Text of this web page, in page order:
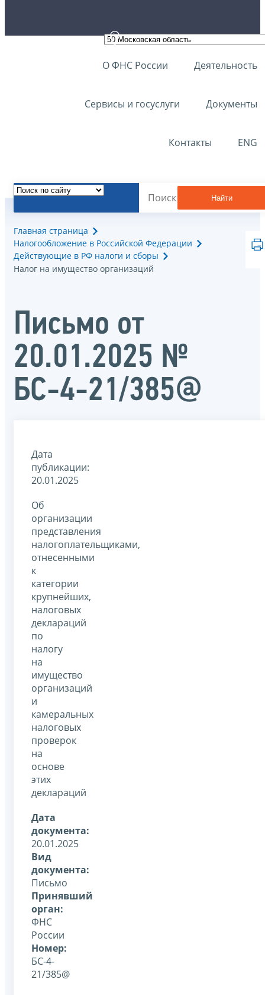
О ФНС России Деятельность
Сервисы и госуслуги Документы
Контакты ENG
Найти
Главная страница
Налогообложение в Российской Федерации
Действующие в РФ налоги и сборы
Налог на имущество организаций
Письмо от
20.01.2025 №
БС-4-21/385@
Дата
публикации:
20.01.2025
Об
организации
представления
налогоплательщиками,
отнесенными
к
категории
крупнейших,
налоговых
деклараций
по
налогу
на
имущество
организаций
и
камеральных
налоговых
проверок
на
основе
этих
деклараций
Дата
документа:
20.01.2025
Вид
документа:
Письмо
Принявший
орган:
ФНС
России
Номер:
БС-4-
21/385@